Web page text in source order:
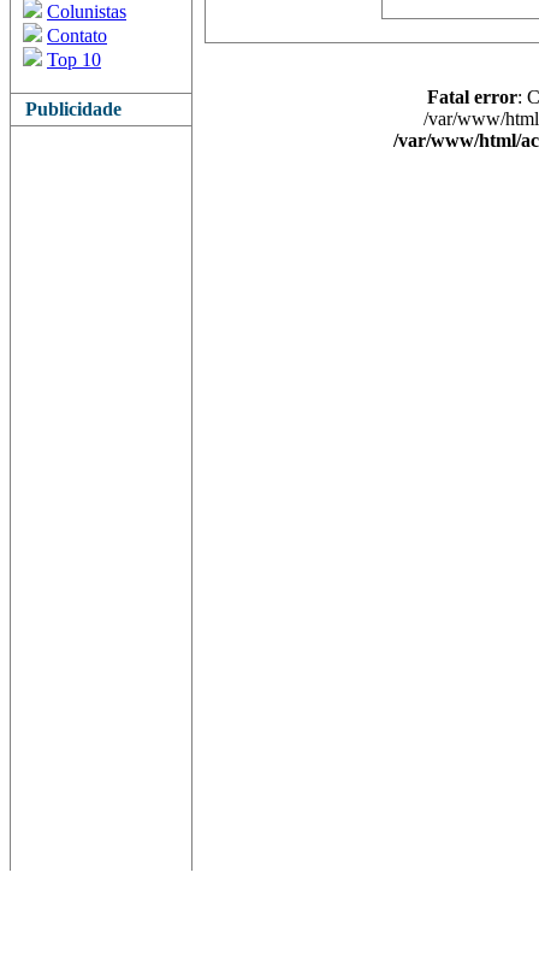
Colunistas
Contato
Top 10
Publicidade
Fatal error:
/var/www/
/var/www/html/